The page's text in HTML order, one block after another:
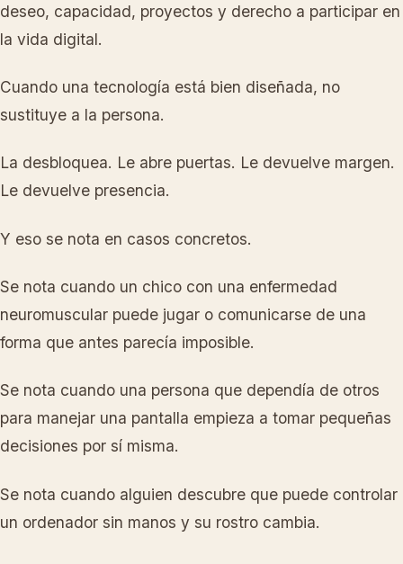
deseo, capacidad, proyectos y derecho a participar en
la vida digital.
Cuando una tecnología está bien diseñada, no
sustituye a la persona.
La desbloquea. Le abre puertas. Le devuelve margen.
Le devuelve presencia.
Y eso se nota en casos concretos.
Se nota cuando un chico con una enfermedad
neuromuscular puede jugar o comunicarse de una
forma que antes parecía imposible.
Se nota cuando una persona que dependía de otros
para manejar una pantalla empieza a tomar pequeñas
decisiones por sí misma.
Se nota cuando alguien descubre que puede controlar
un ordenador sin manos y su rostro cambia.